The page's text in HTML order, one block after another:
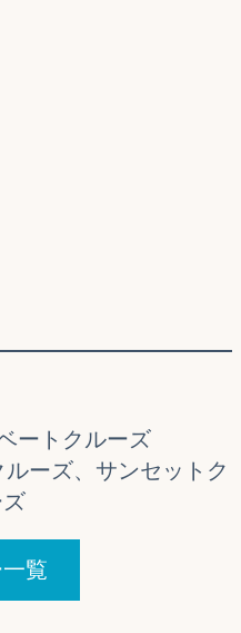
ートクルーズ
ーズ、サンセットク
覧